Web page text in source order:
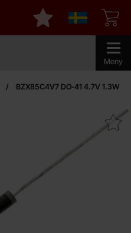
Meny
Sverige
Mina favoriter
BZX85C4V7 DO-41 4.7V 1.3W
Makera bZX85C4V7 DO-41